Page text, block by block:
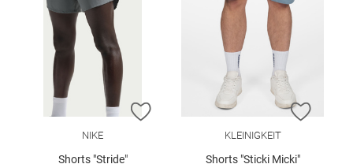
ZUR WUNSCHLISTE HINZUFÜGEN
NIKE
Shorts "Stride"
ZUR
KLEINIGKEIT
Shorts "Sticki Micki"